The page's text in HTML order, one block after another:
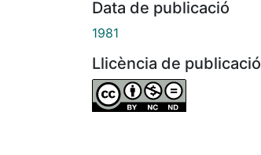
Data de publicació
1981
Llicència de publicació